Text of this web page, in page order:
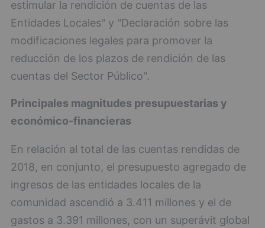
estimular la rendición de cuentas de las
Entidades Locales" y "Declaración sobre las
modificaciones legales para promover la
reducción de los plazos de rendición de las
cuentas del Sector Público".
Principales magnitudes presupuestarias y
económico-financieras
En relación al total de las cuentas rendidas de
2018, en conjunto, el presupuesto agregado de
ingresos de las entidades locales de la
comunidad ascendió a 3.411 millones y el de
gastos a 3.391 millones, con un superávit global